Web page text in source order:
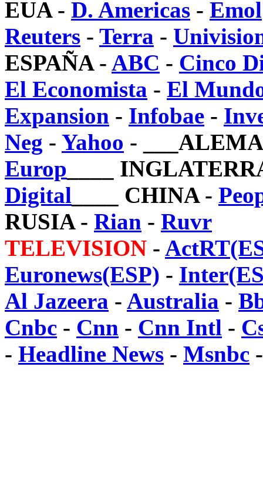
EUA - D. Americas - Emol
Reuters - Terra -
ESPAÑA - ABC - Cinco
El Economista - El
Expansion - Infobae -
Neg - Yahoo -
Europ ____
Digital ____ CHINA -
RUSIA - Rian - Ruvr
TELEVISION -
Euronews(ESP) -
Al Jazeera - Australia -
Cnbc - Cnn - Cnn Intl -
- Headline News - Msnbc